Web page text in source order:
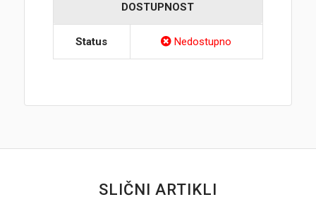
DOSTUPNOST
Status Nedostupno
SLIČNI ARTIKLI